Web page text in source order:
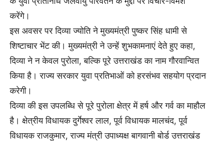
करेंगे।
इस अवसर पर दिव्या ज्योति ने मुख्यमंत्री पुष्कर सिंह धामी से
शिष्टाचार भेंट की। मुख्यमंत्री ने उन्हें शुभकामनाएं देते हुए कहा,
दिव्या ने न केवल पुरोला, बल्कि पूरे उत्तराखंड का नाम गौरवान्वित
किया है। राज्य सरकार युवा प्रतिभाओं को हरसंभव सहयोग प्रदान
करेगी।
दिव्या की इस उपलब्धि से पूरे पुरोला क्षेत्र में हर्ष और गर्व का माहौल
है। क्षेत्रीय विधायक दुर्गेश्वर लाल, पूर्व विधायक मालचंद, पूर्व
विधायक राजकुमार, राज्य मंत्री उपाध्यक्ष बागवानी बोर्ड उत्तराखंड